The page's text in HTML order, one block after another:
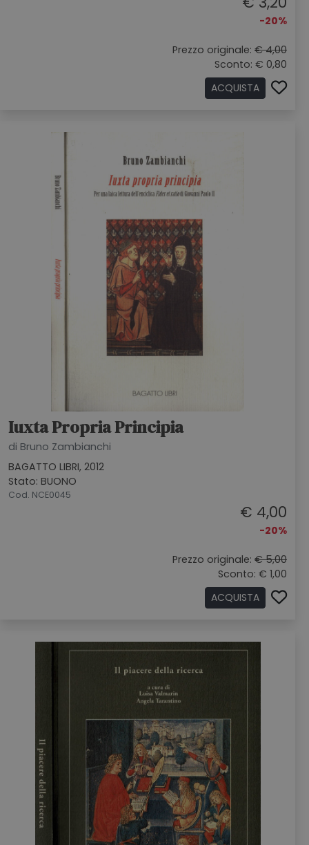
-20%
Prezzo originale: € 4,00
Sconto: € 0,80
ACQUISTA
Iuxta Propria Principia
di Bruno Zambianchi
BAGATTO LIBRI, 2012
Stato: BUONO
Cod. NCE0045
€ 4,00
-20%
Prezzo originale: € 5,00
Sconto: € 1,00
ACQUISTA